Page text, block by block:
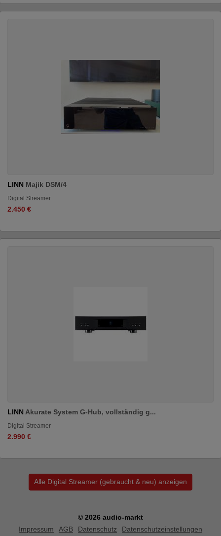
LINN Majik DSM/4
Digital Streamer
2.450 €
LINN Akurate System G-Hub, vollständig g...
Digital Streamer
2.990 €
Alle Digital Streamer (gebraucht & neu) anzeigen
© 2026 audio-markt
Impressum
AGB Datenschutz Datenschutzeinstellungen